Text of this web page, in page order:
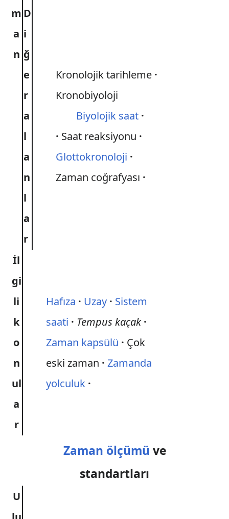
m
a
n
D
i
ğ
e
r
a
l
a
n
l
a
r
Kronolojik tarihleme
Kronobiyoloji
Biyolojik saat
Saat reaksiyonu
Glottokronoloji
Zaman coğrafyası
İl
gi
li
k
o
n
ul
a
r
Hafıza Uzay
Sistem
saati
Tempus kaçak
Zaman kapsülü
Çok
eski zaman
Zamanda
yolculuk
Zaman ölçümü ve
standartları
U